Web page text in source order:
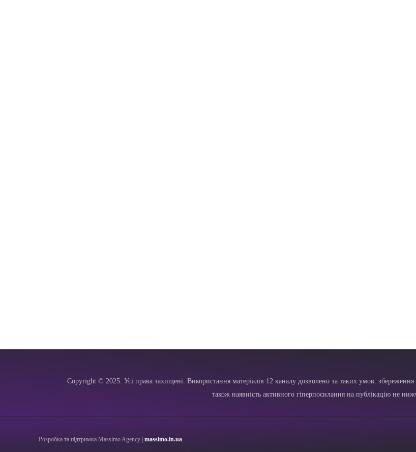
Copyright © 2025. Усі права захищені. Використання матеріалів 12 каналу дозволено за таких умов:
також наявність активного гіперпосилання на публікацію не
Розробка та підтримка Massimo Agency |massimo.in.ua.